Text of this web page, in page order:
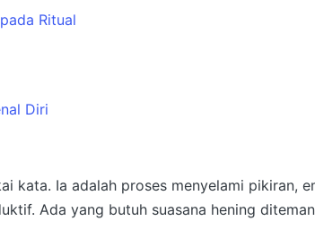
Ritual
Diri
kata. Ia adalah proses menyelami pikiran,
. Ada yang butuh suasana hening